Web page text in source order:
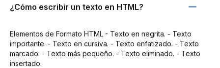
¿Cómo escribir un texto en HTML?
Elementos de Formato HTML - Texto en negrita. - Texto
importante. - Texto en cursiva. - Texto enfatizado. - Texto
marcado. - Texto más pequeño. - Texto eliminado. - Texto
insertado.